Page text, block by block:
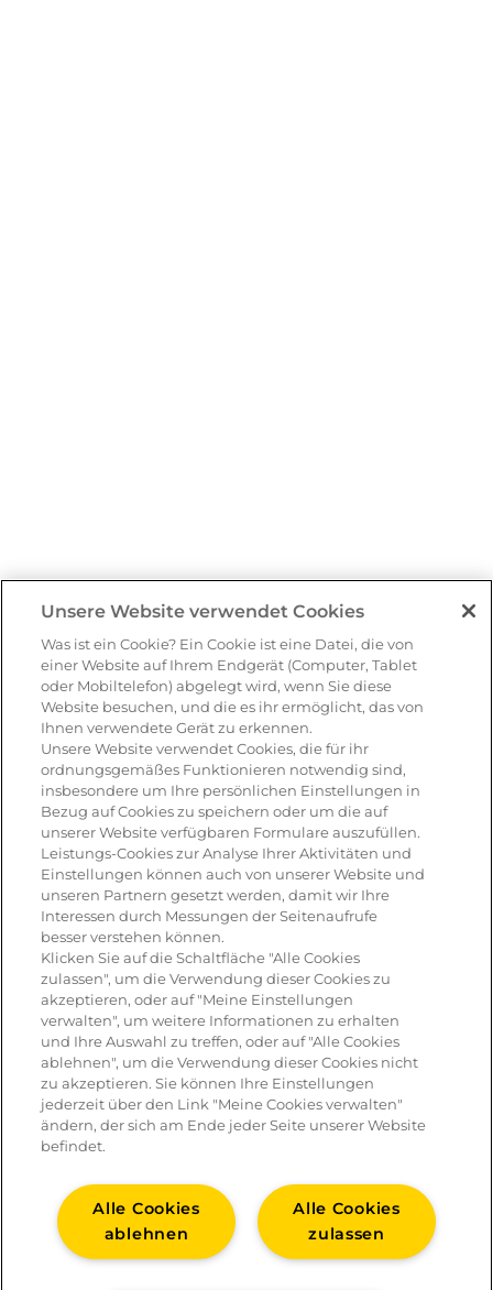
Unsere Website verwendet Cookies
Was ist ein Cookie? Ein Cookie ist eine Datei, die von
einer Website auf Ihrem Endgerät (Computer, Tablet
oder Mobiltelefon) abgelegt wird, wenn Sie diese
Website besuchen, und die es ihr ermöglicht, das von
Ihnen verwendete Gerät zu erkennen.
Unsere Website verwendet Cookies, die für ihr
ordnungsgemäßes Funktionieren notwendig sind,
insbesondere um Ihre persönlichen Einstellungen in
Bezug auf Cookies zu speichern oder um die auf
unserer Website verfügbaren Formulare auszufüllen.
Leistungs-Cookies zur Analyse Ihrer Aktivitäten und
Einstellungen können auch von unserer Website und
unseren Partnern gesetzt werden, damit wir Ihre
Interessen durch Messungen der Seitenaufrufe
besser verstehen können.
Klicken Sie auf die Schaltfläche "Alle Cookies
zulassen", um die Verwendung dieser Cookies zu
akzeptieren, oder auf "Meine Einstellungen
verwalten", um weitere Informationen zu erhalten
und Ihre Auswahl zu treffen, oder auf "Alle Cookies
ablehnen", um die Verwendung dieser Cookies nicht
zu akzeptieren. Sie können Ihre Einstellungen
jederzeit über den Link "Meine Cookies verwalten"
ändern, der sich am Ende jeder Seite unserer Website
befindet.
Alle Cookies
zulassen
Alle Cookies
ablehnen